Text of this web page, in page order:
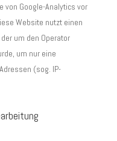
von Google-Analytics vor
Website nutzt einen
um den Operator
um nur eine
(sog. IP-